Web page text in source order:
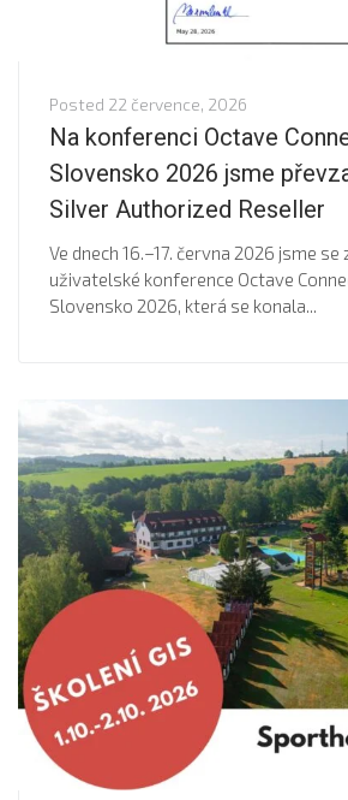
Posted 22 července, 2026
Na konferenci Octave
Slovensko 2026 jsme
Silver Authorized Reseller
Ve dnech 16.–17. června 2026 jsme
uživatelské konference Octave
Slovensko 2026, která se konala...